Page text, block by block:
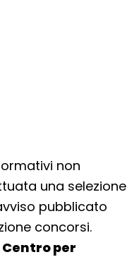
non
una selezione
pubblicato
concorsi.
Centro per